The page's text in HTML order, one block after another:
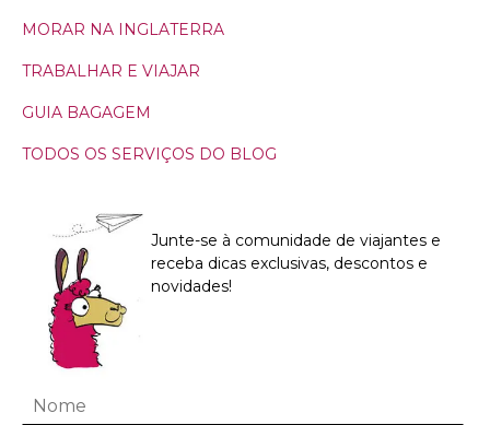
MORAR NA INGLATERRA
TRABALHAR E VIAJAR
GUIA BAGAGEM
TODOS OS SERVIÇOS DO BLOG
Junte-se à comunidade de viajantes e
receba dicas exclusivas, descontos e
novidades!